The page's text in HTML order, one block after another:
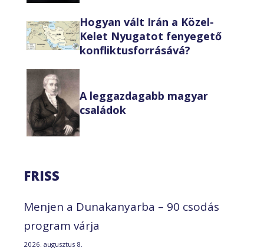
Hogyan vált Irán a Közel-
Kelet Nyugatot fenyegető
konfliktusforrásává?
A leggazdagabb magyar
családok
FRISS
Menjen a Dunakanyarba – 90 csodás
program várja
2026. augusztus 8.